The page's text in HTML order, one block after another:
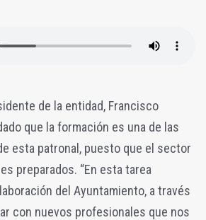
de la entidad, Francisco
que la formación es una de las
esta patronal, puesto que el sector
preparados. “En esta tarea
del Ayuntamiento, a través
con nuevos profesionales que nos